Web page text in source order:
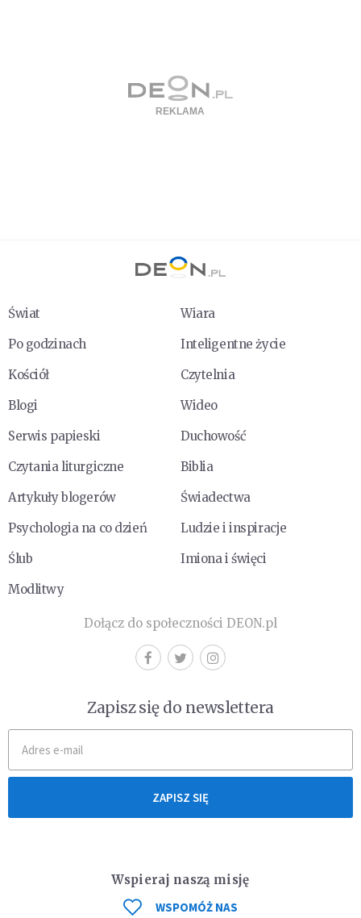
Świat
Wiara
Po godzinach
Inteligentne życie
Kościół
Czytelnia
Blogi
Wideo
Serwis papieski
Duchowość
Czytania liturgiczne
Biblia
Artykuły blogerów
Świadectwa
Psychologia na co dzień
Ludzie i inspiracje
Ślub
Imiona i święci
Modlitwy
Dołącz do społeczności DEON.pl
Zapisz się do newslettera
ZAPISZ SIĘ
Wspieraj naszą misję
WSPOMÓŻ NAS